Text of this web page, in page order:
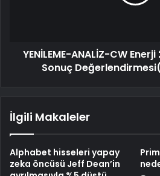
YENİLEME-ANALİZ-CW
Sonuç
İlgili Makaleler
Alphabet hisseleri yapay
zeka öncüsü Jeff Dean’in